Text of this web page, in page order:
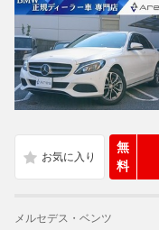
無
料
メルセデス・ベンツ